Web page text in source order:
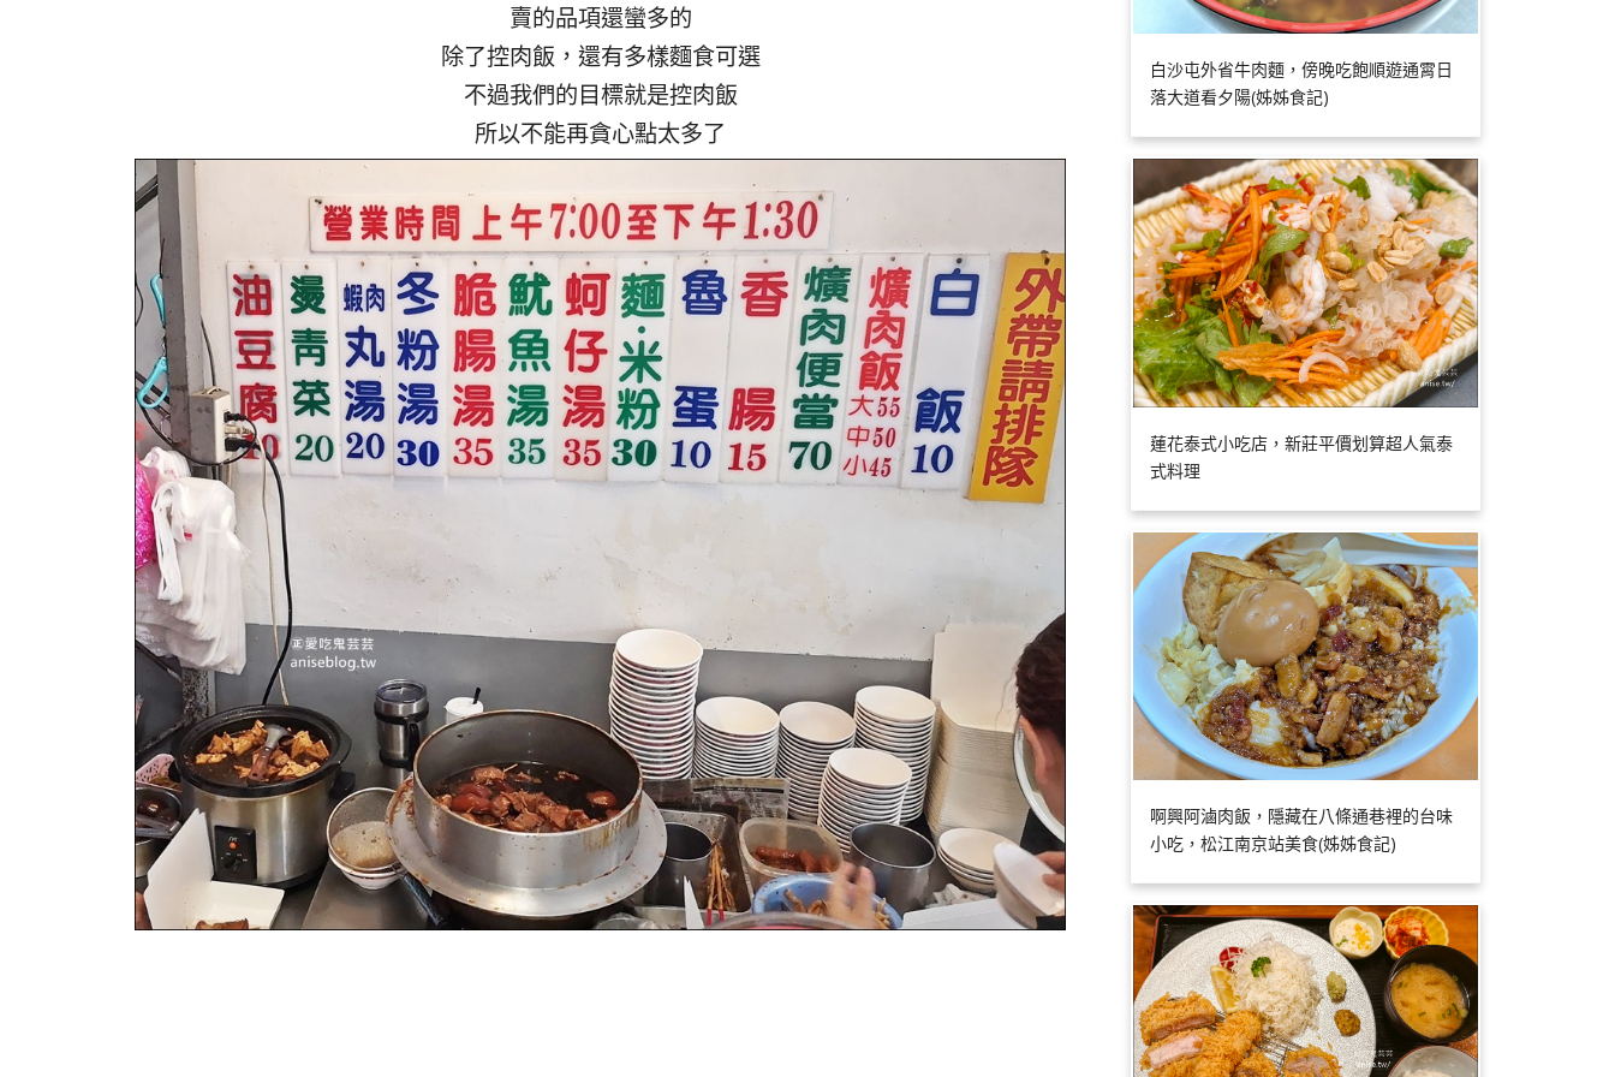
賣的品項還蠻多的
除了控肉飯，還有多樣麵食可選
不過我們的目標就是控肉飯
所以不能再貪心點太多了
白沙屯外省牛肉麵，傍晚吃飽順遊通霄日
落大道看夕陽(姊姊食記)
蓮花泰式小吃店，新莊平價划算超人氣泰
式料理
啊興阿滷肉飯，隱藏在八條通巷裡的台味
小吃，松江南京站美食(姊姊食記)